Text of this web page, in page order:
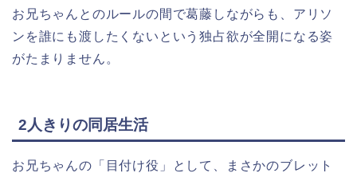
お兄ちゃんとのルールの間で葛藤しながらも、アリソ
ンを誰にも渡したくないという独占欲が全開になる姿
がたまりません。
2人きりの同居生活
お兄ちゃんの「目付け役」として、まさかのブレット